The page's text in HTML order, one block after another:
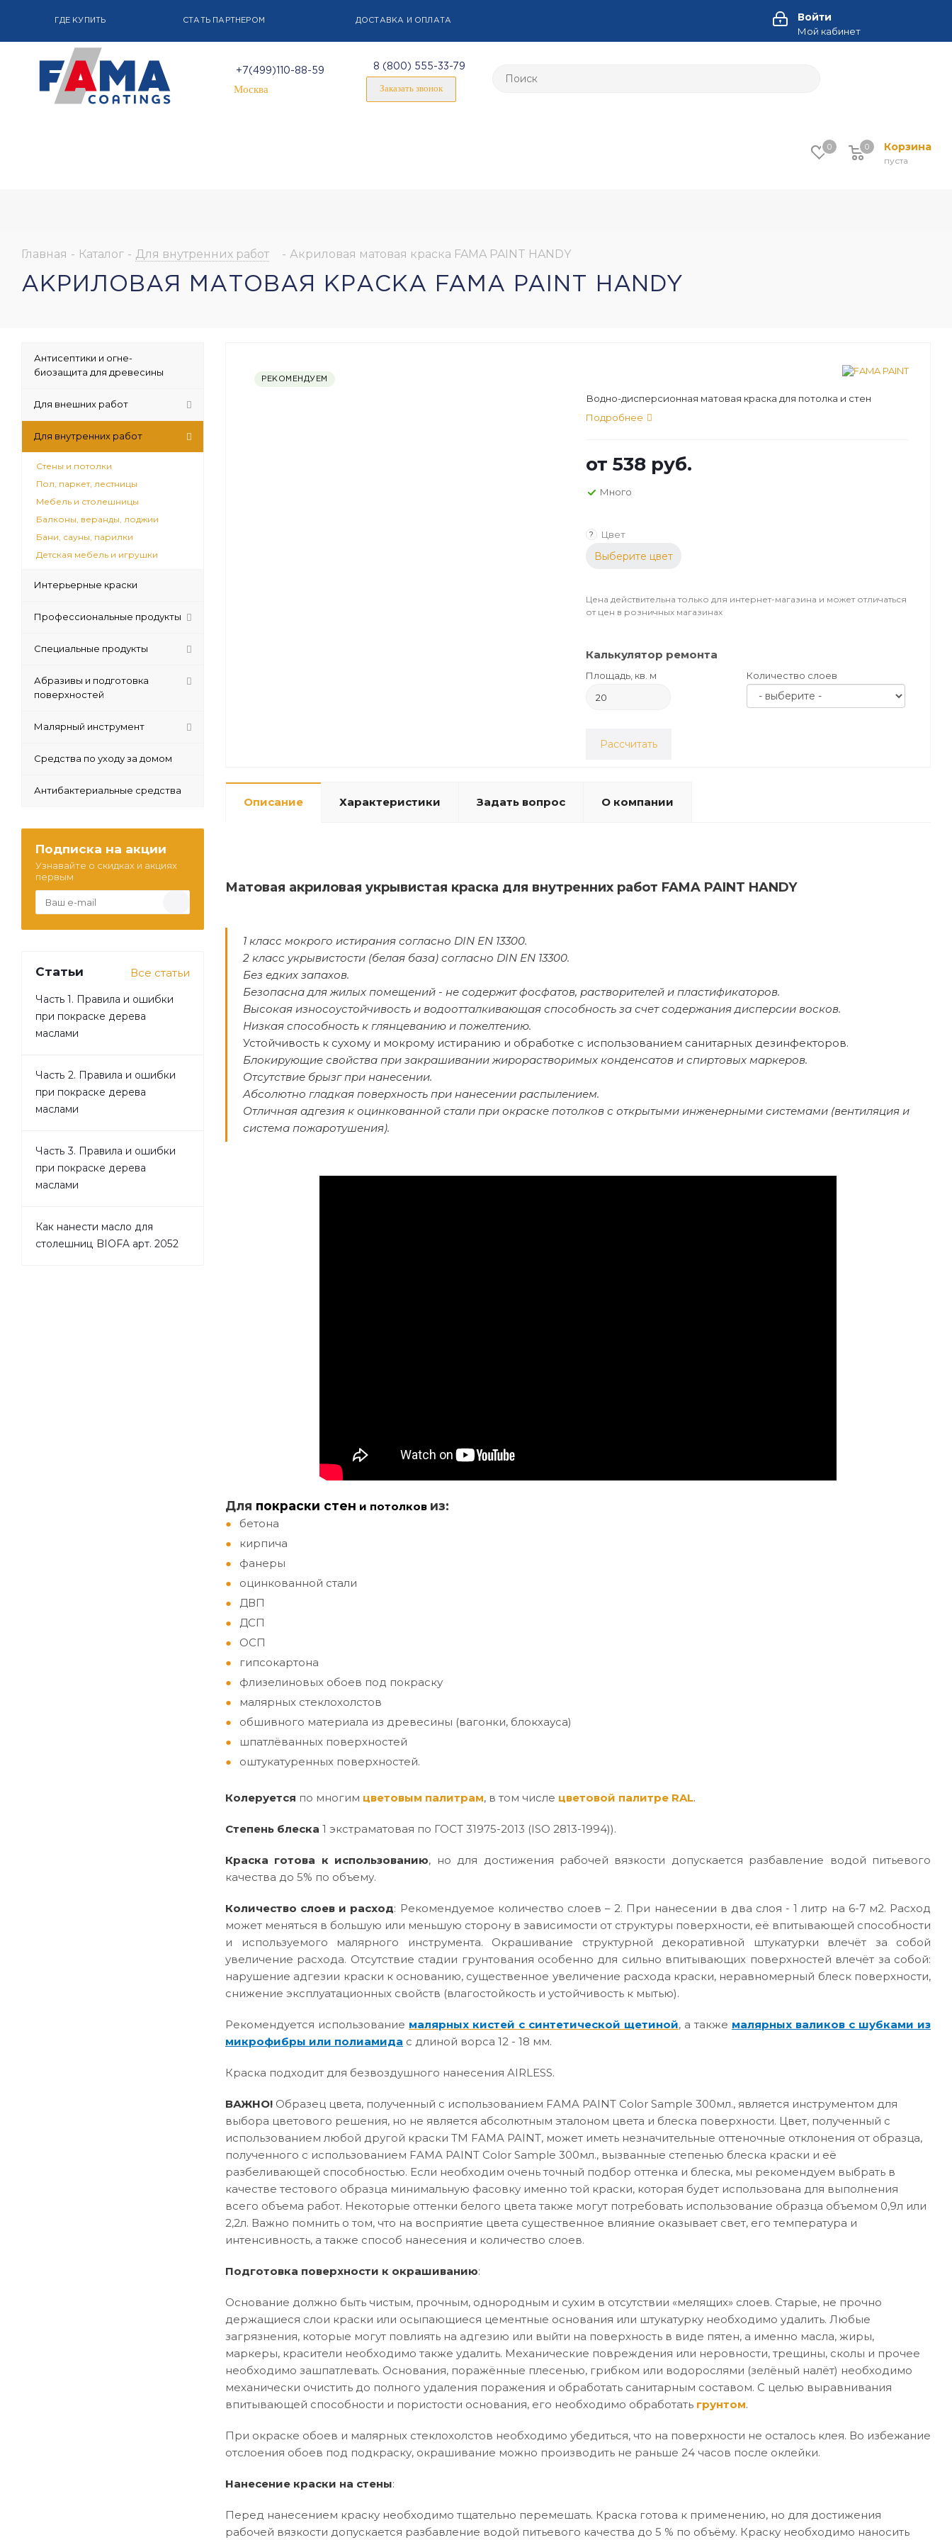
ГДЕ КУПИТЬ СТАТЬ ПАРТНЕРОМ ДОСТАВКА И ОПЛАТА Войти
Мой кабинет
+7(499)110-88-59
Москва
8 (800) 555-33-79
Заказать звонок
0 Корзина
пуста
0
Главная - Каталог - Для внутренних работ - Акриловая матовая краска FAMA PAINT HANDY
АКРИЛОВАЯ МАТОВАЯ КРАСКА FAMA PAINT HANDY
РЕКОМЕНДУЕМ
Водно-дисперсионная матовая краска для потолка и стен
Подробнее
от 538 руб.
Много
? Цвет
Выберите цвет
Цена действительна только для интернет-магазина и может отличаться
от цен в розничных магазинах
Калькулятор ремонта
Площадь, кв. м Количество слоев
Рассчитать
Описание Характеристики Задать вопрос О компании
Матовая акриловая укрывистая краска для внутренних работ FAMA PAINT HANDY
1 класс мокрого истирания согласно DIN EN 13300.
2 класс укрывистости (белая база) согласно DIN EN 13300.
Без едких запахов.
Безопасна для жилых помещений - не содержит фосфатов, растворителей и пластификаторов.
Высокая износоустойчивость и водоотталкивающая способность за счет содержания дисперсии восков.
Низкая способность к глянцеванию и пожелтению.
Устойчивость к сухому и мокрому истиранию и обработке с использованием санитарных дезинфекторов.
Блокирующие свойства при закрашивании жирорастворимых конденсатов и спиртовых маркеров.
Отсутствие брызг при нанесении.
Абсолютно гладкая поверхность при нанесении распылением.
Отличная адгезия к оцинкованной стали при окраске потолков с открытыми инженерными системами (вентиляция и
система пожаротушения).
Для покраски стен и потолков из:
бетона
кирпича
фанеры
оцинкованной стали
ДВП
ДСП
ОСП
гипсокартона
флизелиновых обоев под покраску
малярных стеклохолстов
обшивного материала из древесины (вагонки, блокхауса)
шпатлёванных поверхностей
оштукатуренных поверхностей.
Колеруется по многим цветовым палитрам, в том числе цветовой палитре RAL.
Степень блеска 1 экстраматовая по ГОСТ 31975-2013 (ISO 2813-1994)).
Краска готова к использованию, но для достижения рабочей вязкости допускается разбавление водой питьевого
качества до 5% по объему.
Количество слоев и расход: Рекомендуемое количество слоев – 2. При нанесении в два слоя - 1 литр на 6-7 м2. Расход
может меняться в большую или меньшую сторону в зависимости от структуры поверхности, её впитывающей способности
и используемого малярного инструмента. Окрашивание структурной декоративной штукатурки влечёт за собой
увеличение расхода. Отсутствие стадии грунтования особенно для сильно впитывающих поверхностей влечёт за собой:
нарушение адгезии краски к основанию, существенное увеличение расхода краски, неравномерный блеск поверхности,
снижение эксплуатационных свойств (влагостойкость и устойчивость к мытью).
Рекомендуется использование малярных кистей с синтетической щетиной, а также малярных валиков с шубками из
микрофибры или полиамида с длиной ворса 12 - 18 мм.
Краска подходит для безвоздушного нанесения AIRLESS.
ВАЖНО! Образец цвета, полученный с использованием FAMA PAINT Color Sample 300мл., является инструментом для
выбора цветового решения, но не является абсолютным эталоном цвета и блеска поверхности. Цвет, полученный с
использованием любой другой краски ТМ FAMA PAINT, может иметь незначительные оттеночные отклонения от образца,
полученного с использованием FAMA PAINT Color Sample 300мл., вызванные степенью блеска краски и её
разбеливающей способностью. Если необходим очень точный подбор оттенка и блеска, мы рекомендуем выбрать в
качестве тестового образца минимальную фасовку именно той краски, которая будет использована для выполнения
всего объема работ. Некоторые оттенки белого цвета также могут потребовать использование образца объемом 0,9л или
2,2л. Важно помнить о том, что на восприятие цвета существенное влияние оказывает свет, его температура и
интенсивность, а также способ нанесения и количество слоев.
Подготовка поверхности к окрашиванию:
Основание должно быть чистым, прочным, однородным и сухим в отсутствии «мелящих» слоев. Старые, не прочно
держащиеся слои краски или осыпающиеся цементные основания или штукатурку необходимо удалить. Любые
загрязнения, которые могут повлиять на адгезию или выйти на поверхность в виде пятен, а именно масла, жиры,
маркеры, красители необходимо также удалить. Механические повреждения или неровности, трещины, сколы и прочее
необходимо зашпатлевать. Основания, поражённые плесенью, грибком или водорослями (зелёный налёт) необходимо
механически очистить до полного удаления поражения и обработать санитарным составом. С целью выравнивания
впитывающей способности и пористости основания, его необходимо обработать грунтом.
При окраске обоев и малярных стеклохолстов необходимо убедиться, что на поверхности не осталось клея. Во избежание
отслоения обоев под подкраску, окрашивание можно производить не раньше 24 часов после оклейки.
Нанесение краски на стены:
Перед нанесением краску необходимо тщательно перемешать. Краска готова к применению, но для достижения
рабочей вязкости допускается разбавление водой питьевого качества до 5 % по объёму. Краску необходимо наносить
Антисептики и огне-
биозащита для древесины
Для внешних работ
Для внутренних работ
Стены и потолки
Пол, паркет, лестницы
Мебель и столешницы
Балконы, веранды, лоджии
Бани, сауны, парилки
Детская мебель и игрушки
Интерьерные краски
Профессиональные продукты
Специальные продукты
Абразивы и подготовка
поверхностей
Малярный инструмент
Средства по уходу за домом
Антибактериальные средства
Подписка на акции
Узнавайте о скидках и акциях
первым
Статьи Все статьи
Часть 1. Правила и ошибки
при покраске дерева
маслами
Часть 2. Правила и ошибки
при покраске дерева
маслами
Часть 3. Правила и ошибки
при покраске дерева
маслами
Как нанести масло для
столешниц BIOFA арт. 2052